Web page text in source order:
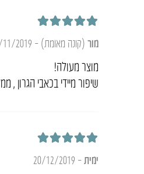
מור (קונה מאומת) –
2019
מוצר מעולה!
שיפור מיידי בכאבי הגרון ,
ימית –
20/12/2019